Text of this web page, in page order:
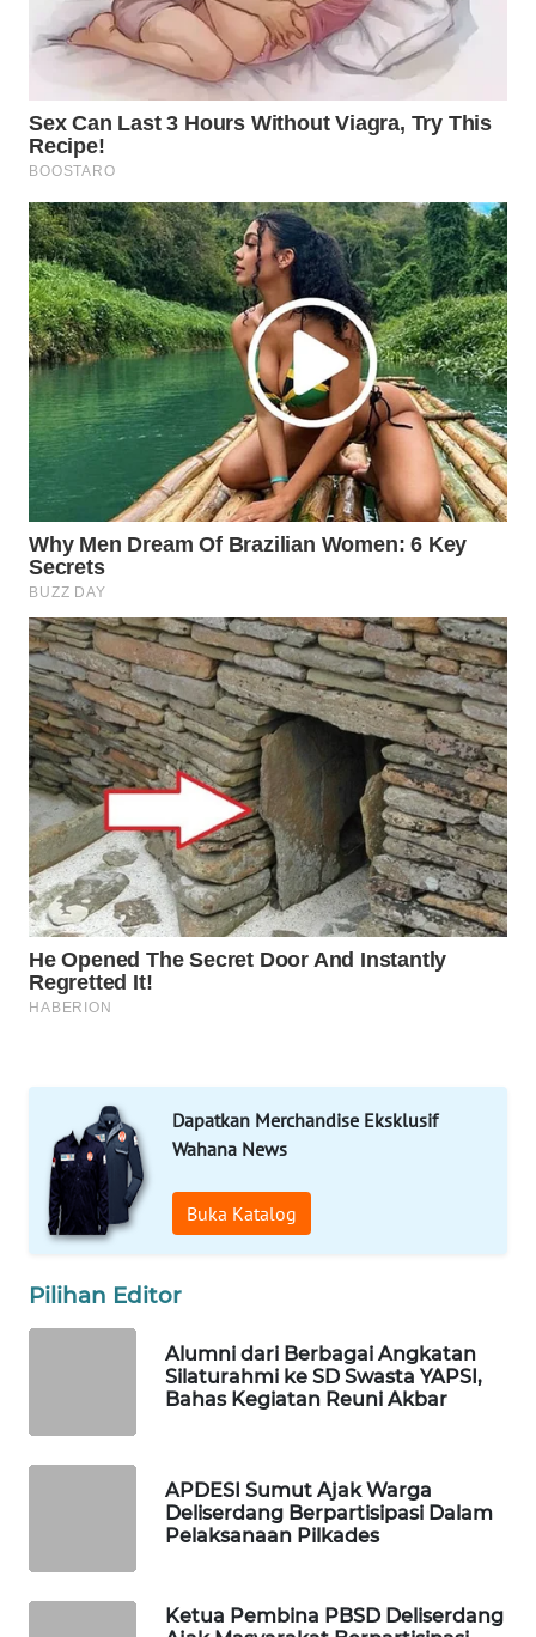
Dapatkan Merchandise Eksklusif
Wahana News
Buka Katalog
Pilihan Editor
Alumni dari Berbagai Angkatan
Silaturahmi ke SD Swasta YAPSI,
Bahas Kegiatan Reuni Akbar
APDESI Sumut Ajak Warga
Deliserdang Berpartisipasi Dalam
Pelaksanaan Pilkades
Ketua Pembina PBSD Deliserdang
WAHANA
LISTRIK
WAHANA
TRAVEL
WAHANA
TV
WAHANANEWS
ID
WAHANANEWS
CO ID
WAHANANEWS
NET
WAHANA
SPORT
WAHANA
UMKM
WAHANA
SELEB
WAHANA
PERSONA
WAHANA
OTOMOTIF
WAHANA
WAHANA
DESA
WISATA
LAPAK
WAHANA
Wahana
MASYARAKAT
ID